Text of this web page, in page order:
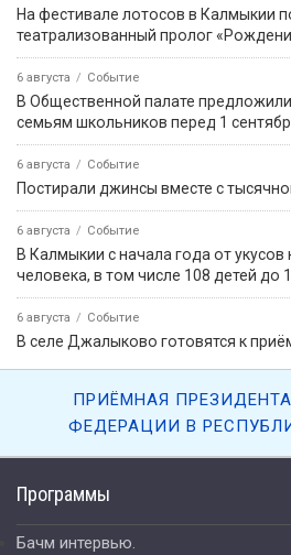
Программы
Бачм интервью.
На фестивале лотосов в Калмыкии
театрализованный пролог
6 августа Событие
В Общественной палате
семьям школьников перед 1
6 августа Событие
Постирали джинсы вместе с
6 августа Событие
В Калмыкии с начала года от
человека, в том числе 108 детей до
6 августа Событие
В селе Джалыково готовятся к
ПРИЁМНАЯ
ФЕДЕРАЦИИ В